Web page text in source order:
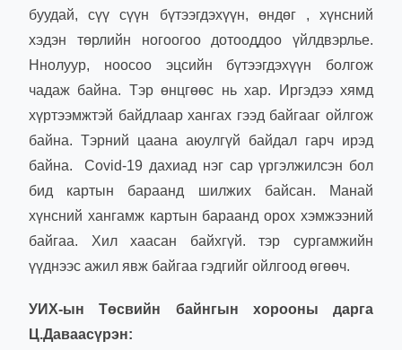
буудай, сүү сүүн бүтээгдэхүүн, өндөг , хүнсний
хэдэн төрлийн ногоогоо дотооддоо үйлдвэрлье.
Ннолуур, ноосоо эцсийн бүтээгдэхүүн болгож
чадаж байна. Тэр өнцгөөс нь хар. Иргэдээ хямд
хүртээмжтэй байдлаар хангах гээд байгааг ойлгож
байна. Тэрний цаана аюулгүй байдал гарч ирэд
байна. Covid-19 дахиад нэг сар үргэлжилсэн бол
бид картын бараанд шилжих байсан. Манай
хүнсний хангамж картын бараанд орох хэмжээний
байгаа. Хил хаасан байхгүй. тэр сургамжийн
үүднээс ажил явж байгаа гэдгийг ойлгоод өгөөч.
УИХ-ын Төсвийн байнгын хорооны дарга
Ц.Даваасүрэн: